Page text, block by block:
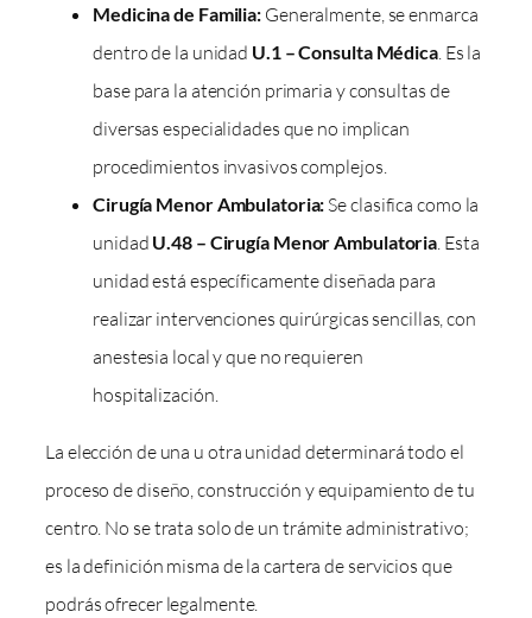
Medicina de Familia: Generalmente, se enmarca
dentro de la unidad U.1 – Consulta Médica. Es la
base para la atención primaria y consultas de
diversas especialidades que no implican
procedimientos invasivos complejos.
Cirugía Menor Ambulatoria:Se clasifica como la
unidad U.48 – Cirugía Menor Ambulatoria . Esta
unidad está específicamente diseñada para
realizar intervenciones quirúrgicas sencillas, con
anestesia local y que no requieren
hospitalización.
La elección de una u otra unidad determinará todo el
proceso de diseño, construcción y equipamiento de tu
centro. No se trata solo de un trámite administrativo;
es la definición misma de la cartera de servicios que
podrás ofrecer legalmente.